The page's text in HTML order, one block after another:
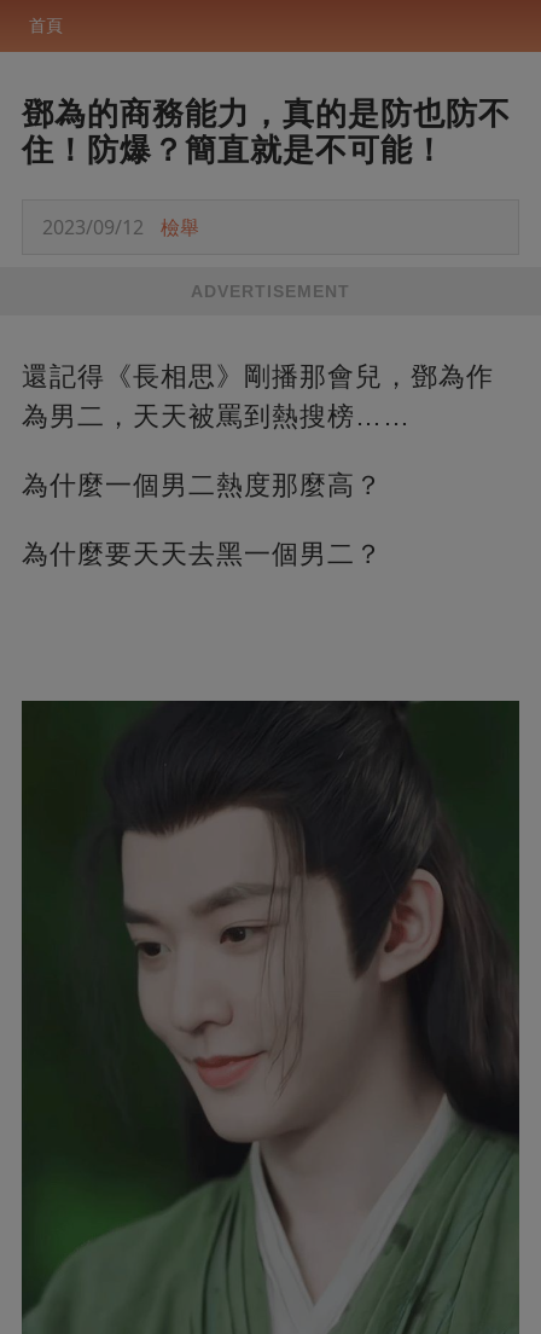
首頁
鄧為的商務能力，真的是防也防不
住！防爆？簡直就是不可能！
2023/09/12 檢舉
ADVERTISEMENT
還記得《長相思》剛播那會兒，鄧為作
為男二，天天被罵到熱搜榜……
為什麼一個男二熱度那麼高？
為什麼要天天去黑一個男二？